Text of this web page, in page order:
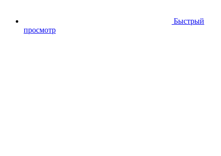
Быстрый
просмотр